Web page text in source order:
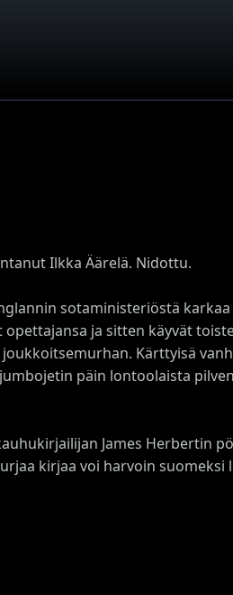
Ilkka Äärelä. Nidottu.
sotaministeriöstä
ja sitten käyvät
Kärttyisä
päin lontoolaista
James Herbertin
kirjaa voi harvoin suomeksi